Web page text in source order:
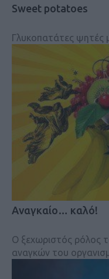
Sweet potatoes
Γλυκοπατάτες ψητές
Αναγκαίο… καλό!
Ο ξεχωριστός ρόλος
αναγκών του